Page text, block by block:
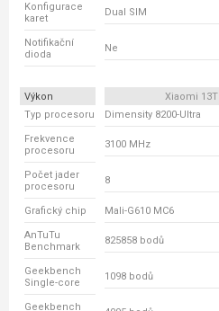
Konfigurace
karet
Dual SIM
Notifikační
dioda
Ne
Výkon Xiaomi 13T
Typ procesoru
Dimensity 8200-Ultra
Frekvence
procesoru
3100 MHz
Počet jader
procesoru
8
Grafický chip Mali-G610 MC6
AnTuTu
Benchmark
825858 bodů
Geekbench
Single-core
1098 bodů
Geekbench